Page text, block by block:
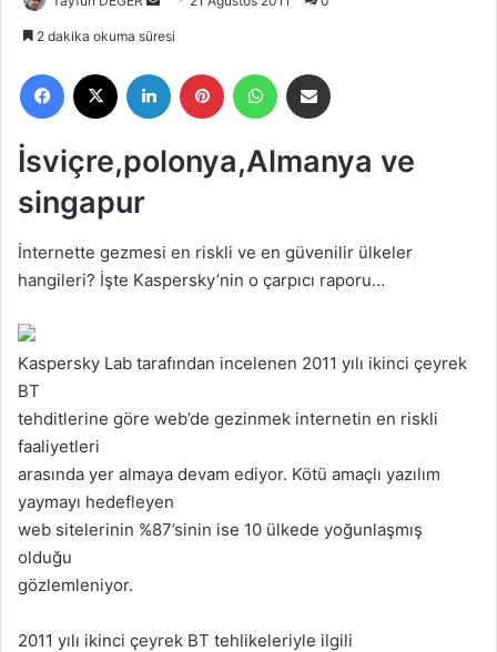
e
-
ö
e
m
k
2 dakika okuma süresi
İsviçre,polonya,Almanya ve
singapur
İnternette gezmesi en riskli ve en güvenilir ülkeler
hangileri? İşte Kaspersky’nin o çarpıcı raporu…
Kaspersky Lab tarafından incelenen 2011 yılı ikinci çeyrek
BT
tehditlerine göre web’de gezinmek internetin en riskli
faaliyetleri
arasında yer almaya devam ediyor. Kötü amaçlı yazılım
yaymayı hedefleyen
web sitelerinin %87’sinin ise 10 ülkede yoğunlaşmış
olduğu
gözlemleniyor.
2011 yılı ikinci çeyrek BT tehlikeleriyle ilgili